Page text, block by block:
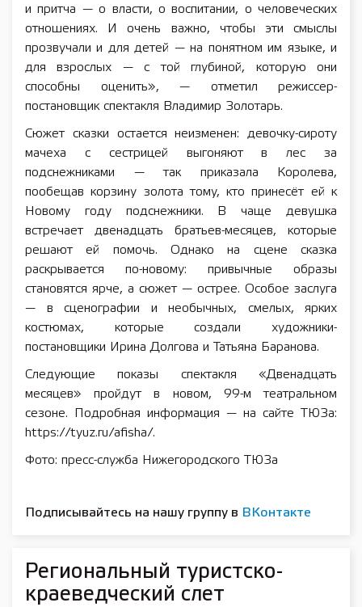
и притча — о власти, о воспитании, о человеческих
отношениях. И очень важно, чтобы эти смыслы
прозвучали и для детей — на понятном им языке, и
для взрослых — с той глубиной, которую они
способны оценить», — отметил режиссер-
постановщик спектакля Владимир Золотарь.
Сюжет сказки остается неизменен: девочку-сироту
мачеха с сестрицей выгоняют в лес за
подснежниками — так приказала Королева,
пообещав корзину золота тому, кто принесёт ей к
Новому году подснежники. В чаще девушка
встречает двенадцать братьев-месяцев, которые
решают ей помочь. Однако на сцене сказка
раскрывается по-новому: привычные образы
становятся ярче, а сюжет — острее. Особое заслуга
— в сценографии и необычных, смелых, ярких
костюмах, которые создали художники-
постановщики Ирина Долгова и Татьяна Баранова.
Следующие показы спектакля «Двенадцать
месяцев» пройдут в новом, 99-м театральном
сезоне. Подробная информация — на сайте ТЮЗа:
https://tyuz.ru/afisha/.
Фото: пресс-служба Нижегородского ТЮЗа
Подписывайтесь на нашу группу в ВКонтакте
Региональный туристско-
краеведческий слет